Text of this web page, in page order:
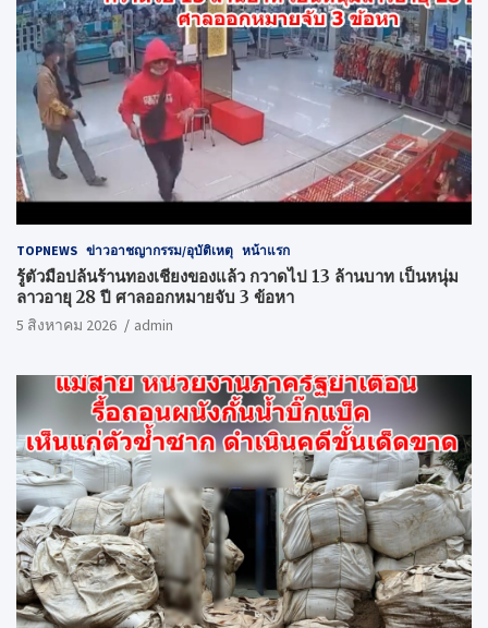
TOPNEWS ข่าวอาชญากรรม/อุบัติเหตุ หน้าแรก
รู้ตัวมือปล้นร้านทองเชียงของแล้ว กวาดไป 13 ล้านบาท เป็นหนุ่ม
ลาวอายุ 28 ปี ศาลออกหมายจับ 3 ข้อหา
5 สิงหาคม 2026 admin